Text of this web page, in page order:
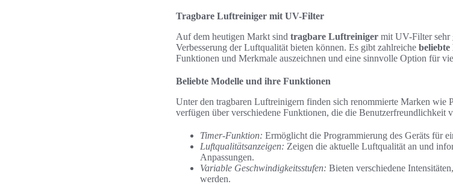
Tragbare Luftreiniger mit UV-Filter
Auf dem heutigen Markt sind tragbare Luftreiniger mit UV-Filter sehr
Verbesserung der Luftqualität bieten können. Es gibt zahlreiche beliebte
Funktionen und Merkmale auszeichnen und eine sinnvolle Option für
Beliebte Modelle und ihre Funktionen
Unter den tragbaren Luftreinigern finden sich renommierte Marken wie
verfügen über verschiedene Funktionen, die die Benutzerfreundlichkeit
Timer-Funktion: Ermöglicht die Programmierung des Geräts für
Luftqualitätsanzeigen: Zeigen die aktuelle Luftqualität an und
Anpassungen.
Variable Geschwindigkeitsstufen: Bieten verschiedene
werden.